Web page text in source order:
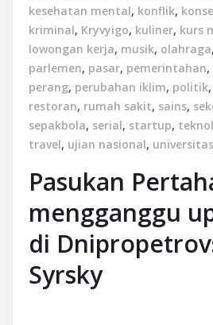
kesehatan mental, konflik,
kriminal, Kryvyigo, kuliner, kurs
lowongan kerja, musik, olahraga,
parlemen, pasar, pemerintahan,
perang, perubahan iklim, politik,
restoran, rumah sakit, sains,
sepakbola, serial, startup,
travel, ujian nasional, universitas
Pasukan
mengganggu
di
Syrsky